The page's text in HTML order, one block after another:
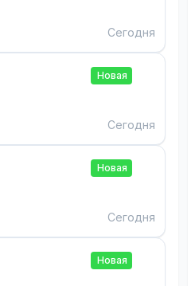
Сегодня
Новая
Сегодня
Новая
Сегодня
Новая